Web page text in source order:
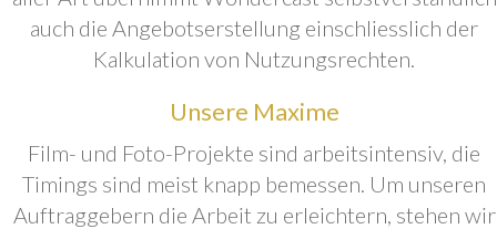
auch die Angebotserstellung einschliesslich der
Kalkulation von Nutzungsrechten.
Unsere Maxime
Film- und Foto-Projekte sind arbeitsintensiv, die
Timings sind meist knapp bemessen. Um unseren
Auftraggebern die Arbeit zu erleichtern, stehen wir